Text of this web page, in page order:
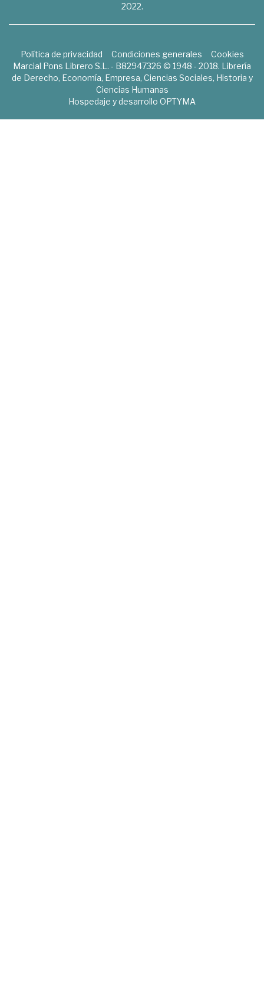
2022.
Política de privacidad Condiciones generales
Cookies
Marcial Pons Librero S.L. - B82947326 © 1948 - 2018. Librería
de Derecho, Economía, Empresa, Ciencias Sociales, Historia y
Ciencias Humanas
Hospedaje y desarrollo OPTYMA